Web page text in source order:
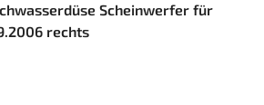
Scheinwerfer für
rechts